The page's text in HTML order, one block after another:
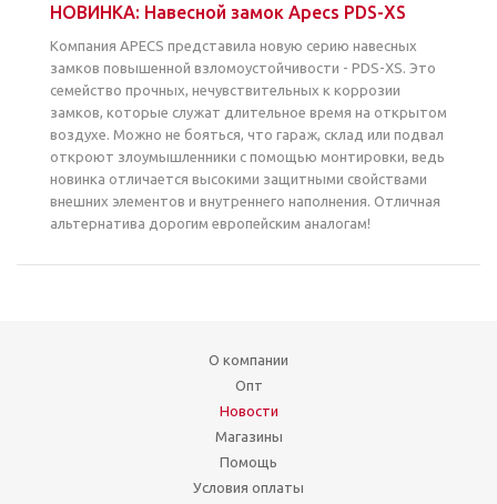
НОВИНКА: Навесной замок Apecs PDS-XS
Компания APECS представила новую серию навесных
замков повышенной взломоустойчивости - PDS-XS. Это
семейство прочных, нечувствительных к коррозии
замков, которые служат длительное время на открытом
воздухе. Можно не бояться, что гараж, склад или подвал
откроют злоумышленники с помощью монтировки, ведь
новинка отличается высокими защитными свойствами
внешних элементов и внутреннего наполнения. Отличная
альтернатива дорогим европейским аналогам!
О компании
Опт
Новости
Магазины
Помощь
Условия оплаты